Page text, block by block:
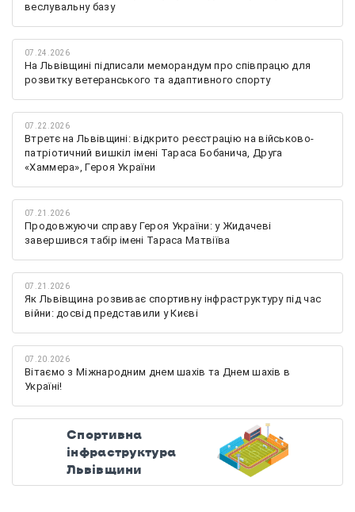
веслувальну базу
07.24.2026
На Львівщині підписали меморандум про співпрацю для
розвитку ветеранського та адаптивного спорту
07.22.2026
Втретє на Львівщині: відкрито реєстрацію на військово-
патріотичний вишкіл імені Тараса Бобанича, Друга
«Хаммера», Героя України
07.21.2026
Продовжуючи справу Героя України: у Жидачеві
завершився табір імені Тараса Матвіїва
07.21.2026
Як Львівщина розвиває спортивну інфраструктуру під час
війни: досвід представили у Києві
07.20.2026
Вітаємо з Міжнародним днем шахів та Днем шахів в
Україні!
Спортивна
інфраструктура
Львівщини